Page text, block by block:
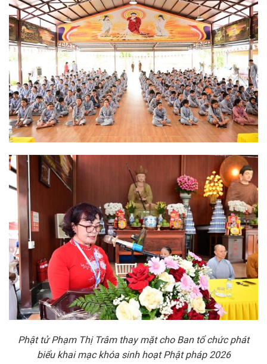
Phậttử Phạm Thị Trâm thaymặt cho Ban tổ chức phát
biểu khai mạc khóa sinh hoạt Phậtpháp 2026